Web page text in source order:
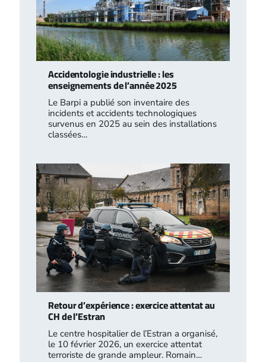
Accidentologie industrielle : les
enseignements de l’année 2025
Le Barpi a publié son inventaire des
incidents et accidents technologiques
survenus en 2025 au sein des installations
classées…
Retour d’expérience : exercice attentat au
CH de l’Estran
Le centre hospitalier de l’Estran a organisé,
le 10 février 2026, un exercice attentat
terroriste de grande ampleur. Romain…